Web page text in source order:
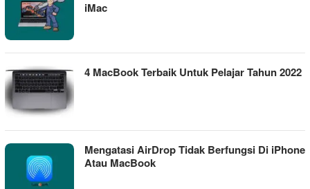
iMac
4 MacBook Terbaik Untuk Pelajar Tahun 2022
Mengatasi AirDrop Tidak Berfungsi Di iPhone
Atau MacBook